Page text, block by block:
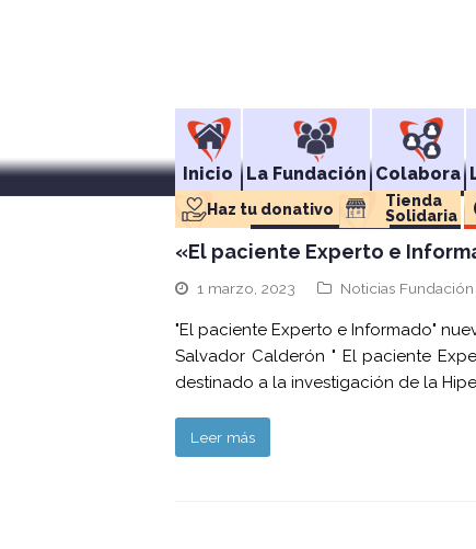
Inicio La Fundación Colabora
Haz tu donativo
Tienda
Solidaria
«El paciente Experto e
1 marzo, 2023 Noticias
"El paciente Experto e Informado"
Salvador Calderón " El paciente
destinado a la investigación de la
Leer más